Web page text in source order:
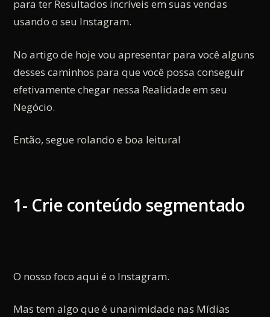
para ter Resultados incríveis em suas vendas
usando o seu Instagram.
No artigo de hoje vou apresentar para você alguns
desses caminhos para que você possa conseguir
efetivamente chegar nessa Realidade em seu
Negócio.
Então, segue rolando e boa leitura!
1- Crie conteúdo segmentado
O nosso foco aqui é o Instagram.
Mas tem algo que é unanimidade nas Mídias